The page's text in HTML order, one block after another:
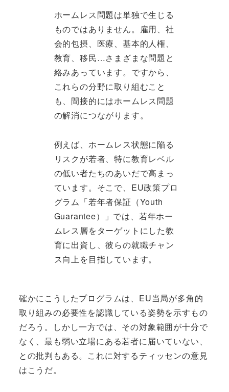
ホームレス問題は単独で生じる
ものではありません。雇用、社
会的包摂、医療、基本的人権、
教育、移民…さまざまな問題と
絡みあっています。ですから、
これらの分野に取り組むこと
も、間接的にはホームレス問題
の解消につながります。
例えば、ホームレス状態に陥る
リスクが若者、特に教育レベル
の低い者たちのあいだで高まっ
ています。そこで、EU政策プロ
グラム「若年者保証（Youth
Guarantee）」では、若年ホー
ムレス層をターゲットにした教
育に出資し、彼らの就職チャン
ス向上を目指しています。
確かにこうしたプログラムは、EU当局が多角的
取り組みの必要性を認識している姿勢を示すもの
だろう。しかし一方では、その対象範囲が十分で
なく、最も弱い立場にある若者に届いていない、
との批判もある。これに対するティッセンの意見
はこうだ。